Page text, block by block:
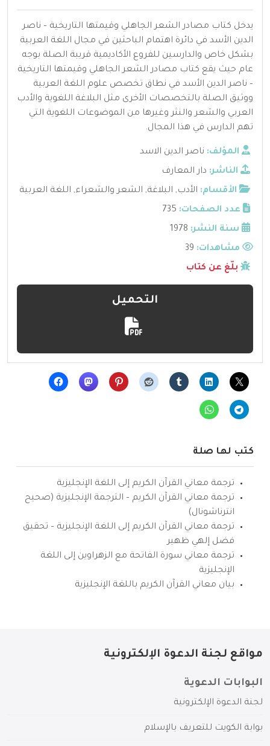
يدخل كتاب مصادر الشعر الجاهلي وقيمتها التاريخية – ناصر
الدين الأسد في دائرة اهتمام الباحثين في مجال اللغة العربية
بشكل خاص والدارسين للفروع الأكاديمية قريبة الصلة بوجه
عام حيث يقع كتاب مصادر الشعر الجاهلي وقيمتها التاريخية
– ناصر الدين الأسد في نطاق تخصص علوم اللغة العربية
ووثيق الصلة بالتخصصات الأخرى مثل البلاغة اللغوية والأدب
العربي والشعر والنثر وغيرها من الموضوعات اللغوية التي
تهم الدارس في هذا المجال.
المؤلف: ناصر الدين الاسد
الناشر: دار المعارف
الأقسام: الأدب, البلاغة, الشعر والشعراء, اللغة العربية
عدد الصفحات: 735
سنة النشر: 1978
مشاهدات:
بلّغ عن كتاب
التحميل
كتب لها صلة
ترجمة معاني القرآن الكريم إلى اللغة الإنجليزية
ترجمة معاني القرآن الكريم – الترجمة الإنجليزية (صحيح
انترناشونال)
ترجمة معاني القرآن الكريم إلى اللغة الإنجليزية – تحقيق
فضل إلهي ظهير
ترجمة معاني سورة الفاتحة مع الزهراوين إلى اللغة
الإنجليزية
بيان معاني القرآن الكريم باللغة الإنجليزية
مواقع لجنة الدعوة الإلكترونية
البوابات الدعوية
لجنة الدعوة الإلكترونية
بوابة الكويت للتعريف بالإسلام